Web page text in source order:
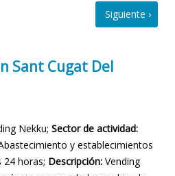
Sant Cugat Del
Nekku; Sector de actividad:
y establecimientos
24 horas; Descripción: Vending